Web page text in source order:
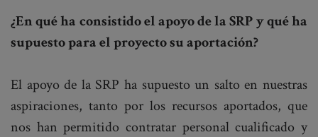
¿En qué ha consistido el apoyo de la SRP y qué ha
supuesto para el proyecto su aportación?
El apoyo de la SRP ha supuesto un salto en nuestras
aspiraciones, tanto por los recursos aportados, que
nos han permitido contratar personal cualificado y